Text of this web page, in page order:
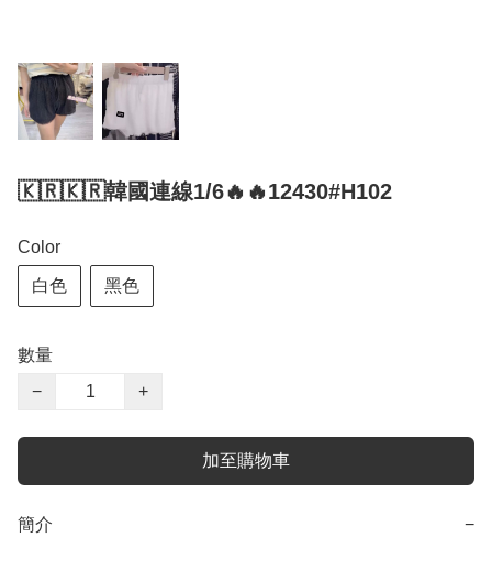
🇰🇷🇰🇷韓國連線1/6🔥🔥12430#H102
Color
白色 黑色
數量
−
+
加至購物車
簡介 −